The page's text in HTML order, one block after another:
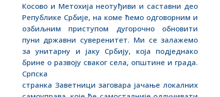
Косово и Метохија неотуђиви и саставни део
Републике Србије, на коме ћемо одговорним и
озбиљним приступом дугорочно обновити
пуни државни суверенитет. Ми се залажемо
за унитарну и јаку Србију, која подједнако
брине о развоју сваког села, општине и града.
Српска
странка Заветници заговара јачање локалних